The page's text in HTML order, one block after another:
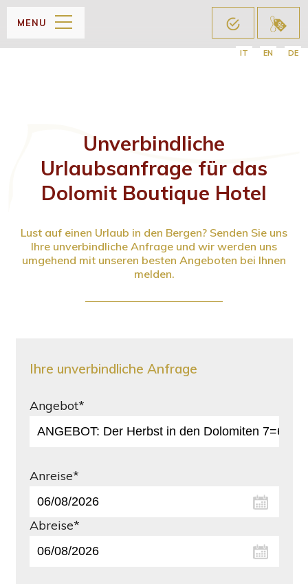
IT EN DE
MENU
Unverbindliche
Urlaubsanfrage für das
Dolomit Boutique Hotel
Lust auf einen Urlaub in den Bergen? Senden Sie uns
Ihre unverbindliche Anfrage und wir werden uns
umgehend mit unseren besten Angeboten bei Ihnen
melden.
Ihre unverbindliche Anfrage
Angebot*
Anreise*
Abreise*